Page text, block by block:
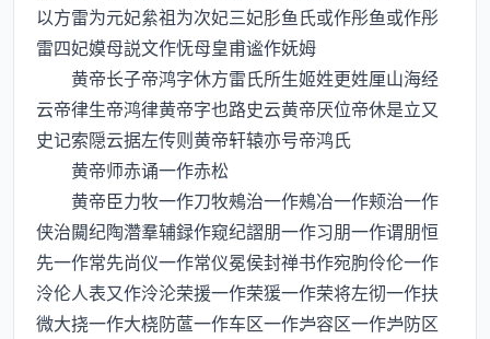
以方雷为元妃絫祖为次妃三妃肜鱼氏或作彤鱼或作彤
雷四妃嫫母説文作怃母皇甫谧作妩姆
黄帝长子帝鸿字休方雷氏所生姬姓更姓厘山海经
云帝律生帝鸿律黄帝字也路史云黄帝厌位帝休是立又
史记索隠云据左传则黄帝轩辕亦号帝鸿氏
黄帝师赤诵一作赤松
黄帝臣力牧一作刀牧鵊治一作鵊冶一作颊治一作
侠治闚纪陶濳羣辅録作窥纪謵朋一作习朋一作谓朋恒
先一作常先尚仪一作常仪冕侯封禅书作宛朐伶伦一作
泠伦人表又作泠沦荣援一作荣猨一作荣将左彻一作扶
微大挠一作大桡防蓲一作车区一作容区一作防区